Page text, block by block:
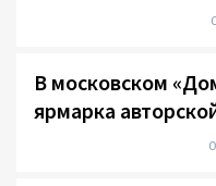
В московском
ярмарка